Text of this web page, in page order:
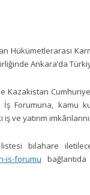
Hükümetlerarası
Ankara’da
ve Kazakistan
Forumuna, kamu
ve yatırım
listesi bilahare
is-forumu